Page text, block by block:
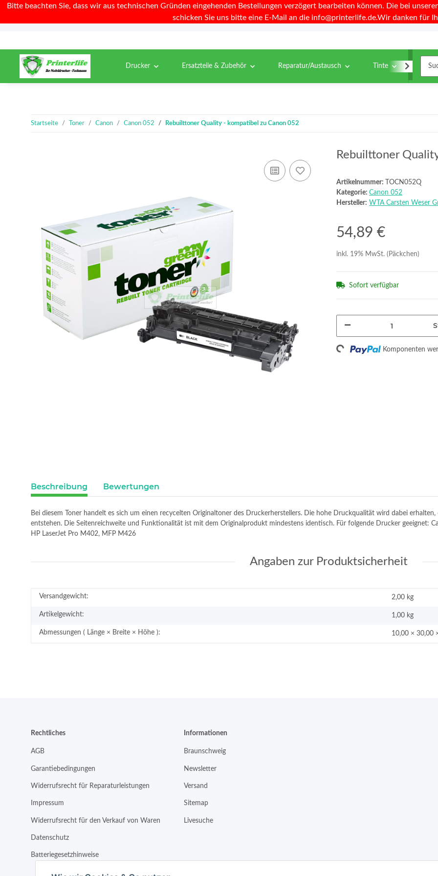
Bitte beachten Sie, dass wir aus technischen Gründen eingehenden Bestellungen verzögert bearbeiten können. Die bei
schicken Sie uns bitte eine E-Mail an die info@printerlife.de.Wir danken für
Drucker Ersatzteile & Zubehör Reparatur/Austausch Tinte Toner
Startseite Toner Canon Canon 052 Rebuilttoner Quality - kompatibel zu Canon 052
Rebuilttoner
Artikelnummer:
TOCN052Q
Kategorie: Canon 052
Hersteller: WTA Carsten Weser
54,89 €
inkl. 19% MwSt. (Päckchen)
Sofort verfügbar
Loading... Komponenten
Beschreibung Bewertungen
Bei diesem Toner handelt es sich um einen recycelten Originaltoner des Druckerherstellers. Die hohe Druckqualität wird dabei
entstehen. Die Seitenreichweite und Funktionalität ist mit dem Originalprodukt mindestens identisch. Für folgende Drucker
HP LaserJet Pro M402, MFP M426
Angaben zur Produktsicherheit
Versandgewicht: 2,00 kg
Artikelgewicht: 1,00 kg
Abmessungen ( Länge × Breite × Höhe ): 10,00 × 30,00
Rechtliches
AGB
Garantiebedingungen
Widerrufsrecht für Reparaturleistungen
Impressum
Widerrufsrecht für den Verkauf von Waren
Datenschutz
Batteriegesetzhinweise
Informationen
Braunschweig
Newsletter
Versand
Sitemap
Livesuche